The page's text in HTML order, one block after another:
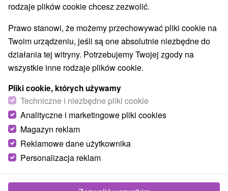
Chata Rumcajs Stará Lehota
Stará Lehota
rodzaje plików cookie chcesz zezwolić.
Prawo stanowi, że możemy przechowywać pliki cookie na
Twoim urządzeniu, jeśli są one absolutnie niezbędne do
działania tej witryny. Potrzebujemy Twojej zgody na
wszystkie inne rodzaje plików cookie.
Pliki cookie, których używamy
Techniczne i niezbędne pliki cookie
Analityczne i marketingowe pliki cookies
Magazyn reklam
Reklamowe dane użytkownika
Personalizacja reklam